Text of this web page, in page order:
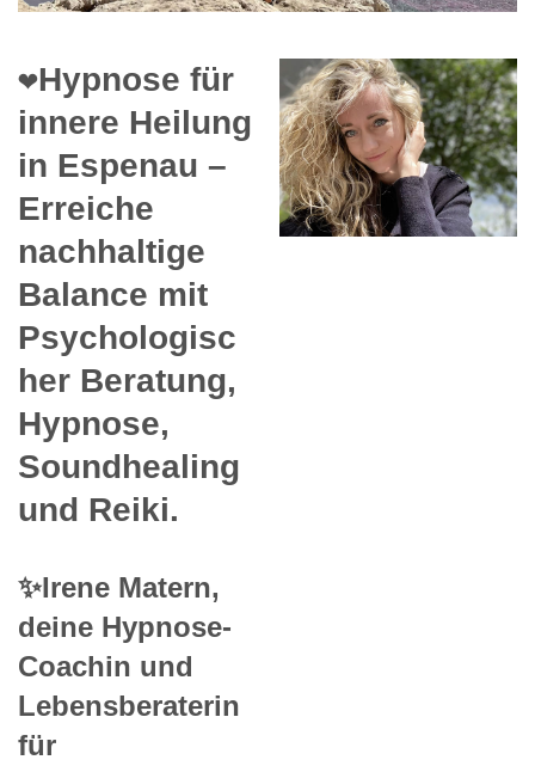
❤️Hypnose für
innere Heilung
in Espenau –
Erreiche
nachhaltige
Balance mit
Psychologisc
her Beratung,
Hypnose,
Soundhealing
und Reiki.
✨Irene Matern,
deine Hypnose-
Coachin und
Lebensberaterin
für